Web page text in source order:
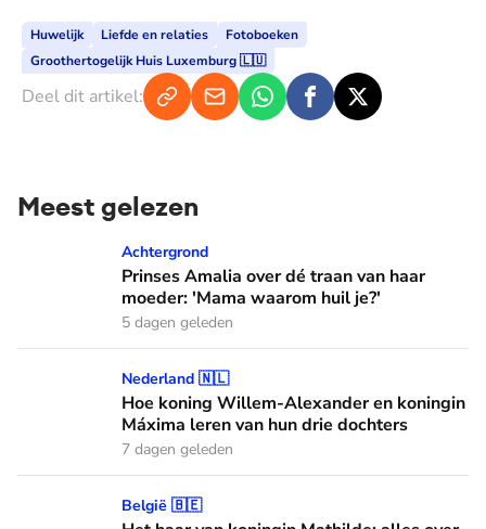
Huwelijk Liefde en relaties
Fotoboeken
Groothertogelijk Huis Luxemburg 🇱🇺
Deel dit artikel:
Meest gelezen
Prinses Amalia over dé traan van haar moeder: 'Mama
Achtergrond
Prinses Amalia over dé traan van haar
moeder: 'Mama waarom huil je?'
5 dagen geleden
Hoe koning Willem-Alexander en koningin Máxima leren
Nederland 🇳🇱
Hoe koning Willem-Alexander en koningin
Máxima leren van hun drie dochters
7 dagen geleden
Het haar van koningin Mathilde: alles over haar kapper en
België 🇧🇪